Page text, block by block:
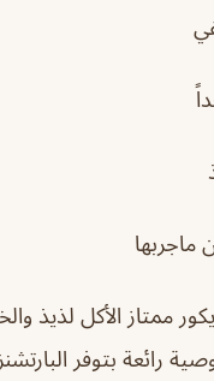
ممتاز الأكل لذيذ
رائعة بتوفر